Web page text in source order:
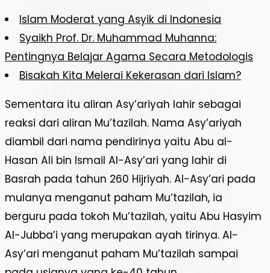
Islam Moderat yang Asyik di Indonesia
Syaikh Prof. Dr. Muhammad Muhanna:
Pentingnya Belajar Agama Secara Metodologis
Bisakah Kita Melerai Kekerasan dari Islam?
Sementara itu aliran Asy’ariyah lahir sebagai
reaksi dari aliran Mu’tazilah. Nama Asy’ariyah
diambil dari nama pendirinya yaitu Abu al-
Hasan Ali bin Ismail Al-Asy’ari yang lahir di
Basrah pada tahun 260 Hijriyah. Al-Asy’ari pada
mulanya menganut paham Mu’tazilah, ia
berguru pada tokoh Mu’tazilah, yaitu Abu Hasyim
Al-Jubba’i yang merupakan ayah tirinya. Al-
Asy’ari menganut paham Mu’tazilah sampai